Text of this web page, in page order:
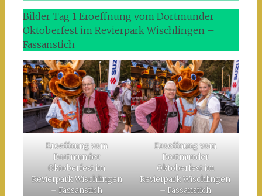
Bilder Tag 1 Eroeffnung vom Dortmunder
Oktoberfest im Revierpark Wischlingen –
Fassanstich
Eroeffnung vom
Dortmunder
Oktoberfest im
Revierpark Wischlingen
– Fassanstich
Eroeffnung vom
Dortmunder
Oktoberfest im
Revierpark Wischlingen
– Fassanstich